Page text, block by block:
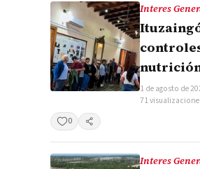
Interes
1 de agosto de
71
0
Compartir
Interes